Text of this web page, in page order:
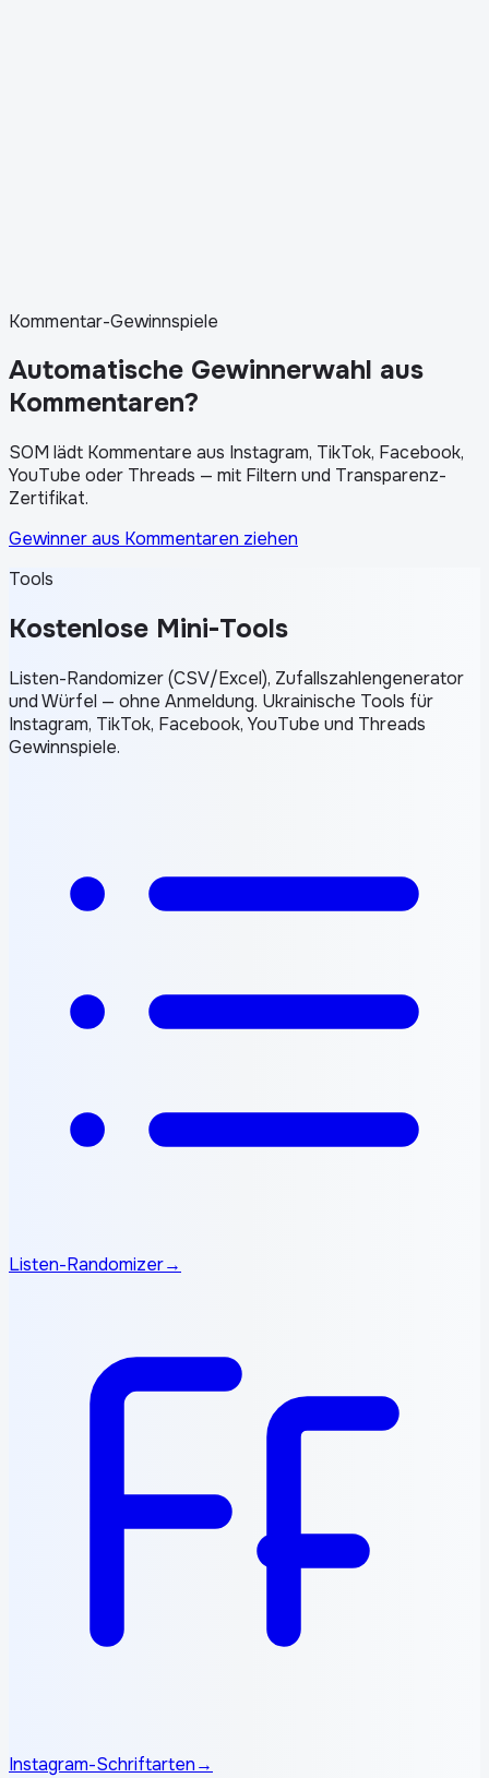
Kommentar-Gewinnspiele
Automatische Gewinnerwahl aus
Kommentaren?
SOM lädt Kommentare aus Instagram, TikTok, Facebook,
YouTube oder Threads — mit Filtern und Transparenz-
Zertifikat.
Gewinner aus Kommentaren ziehen
Tools
Kostenlose Mini-Tools
Listen-Randomizer (CSV/Excel), Zufallszahlengenerator
und Würfel — ohne Anmeldung. Ukrainische Tools für
Instagram, TikTok, Facebook, YouTube und Threads
Gewinnspiele.
Listen-Randomizer→
Instagram-Schriftarten→